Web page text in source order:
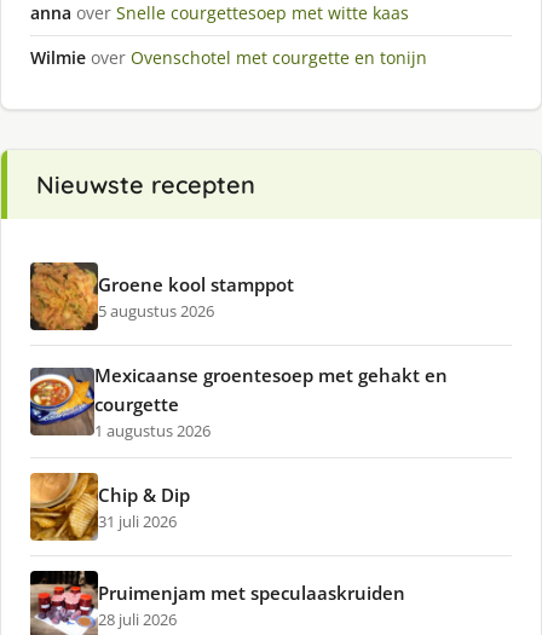
anna over Snelle courgettesoep met witte kaas
Wilmie over Ovenschotel met courgette en tonijn
Nieuwste recepten
Groene kool stamppot
5 augustus 2026
Mexicaanse groentesoep met gehakt en
courgette
1 augustus 2026
Chip & Dip
31 juli 2026
Pruimenjam met speculaaskruiden
28 juli 2026